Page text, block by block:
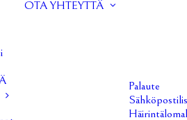
OTA YHTEYTTÄ
Palaute